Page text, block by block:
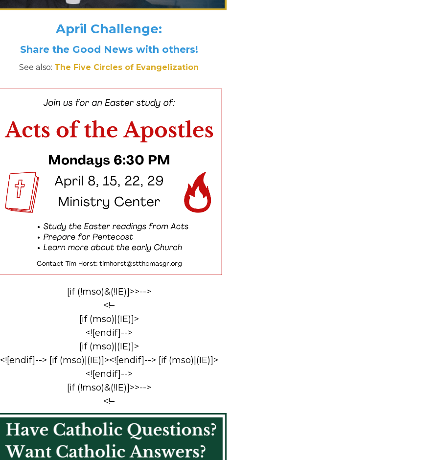
April Challenge:
Share the Good News with others!
See also: The Five Circles of Evangelization
[if (!mso)&(!IE)]>>-->
<!–
[if (mso)|(IE)]>
<![endif]-->
[if (mso)|(IE)]>
<![endif]--> [if (mso)|(IE)]><![endif]--> [if (mso)|(IE)]>
<![endif]-->
[if (!mso)&(!IE)]>>-->
<!–